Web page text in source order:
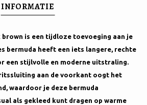
INFORMATIE
brown is een tijdloze toevoeging aan je
bermuda heeft een iets langere, rechte
een stijlvolle en moderne uitstraling.
aan de voorkant oogt het
waardoor je deze bermuda
als gekleed kunt dragen op warme